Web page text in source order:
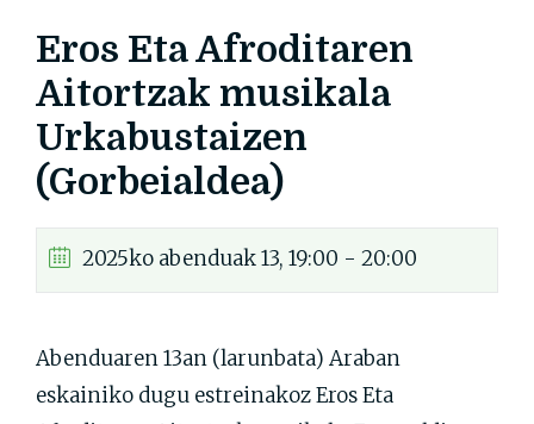
Eros Eta Afroditaren
Aitortzak musikala
Urkabustaizen
(Gorbeialdea)
2025ko abenduak 13, 19:00 - 20:00
Abenduaren 13an (larunbata) Araban
eskainiko dugu estreinakoz Eros Eta